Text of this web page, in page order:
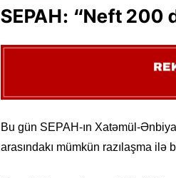
SEPAH: “Neft 200
Bu gün SEPAH-ın Xatəmül-
arasındakı mümkün razılaşma ilə